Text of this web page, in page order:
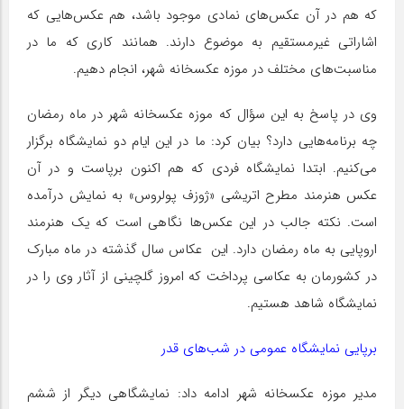
که هم در آن عکس‌های نمادی موجود باشد، هم عکس‌هایی که
اشاراتی غیرمستقیم به موضوع دارند. همانند کاری که ما در
مناسبت‌های مختلف در موزه عکسخانه شهر، انجام دهیم.
وی در پاسخ به این سؤال که موزه عکسخانه شهر در ماه رمضان
چه برنامه‌هایی دارد؟ بیان کرد: ما در این ایام دو نمایشگاه برگزار
می‌کنیم. ابتدا نمایشگاه فردی که هم اکنون برپاست و در آن
عکس هنرمند مطرح اتریشی «ژوزف پولروس» به نمایش درآمده
است. نکته جالب در این عکس‌ها نگاهی است که یک هنرمند
اروپایی به ماه رمضان دارد. این عکاس سال گذشته در ماه مبارک
در کشورمان به عکاسی پرداخت که امروز گلچینی از آثار وی را در
نمایشگاه شاهد هستیم.
برپایی نمایشگاه عمومی در شب‌های قدر
مدیر موزه عکسخانه شهر ادامه داد: نمایشگاهی دیگر از ششم